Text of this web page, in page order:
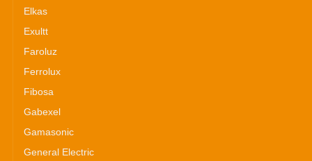
Elkas
Exultt
Faroluz
Ferrolux
Fibosa
Gabexel
Gamasonic
General Electric